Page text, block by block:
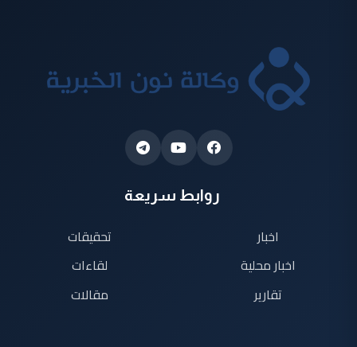
روابط سريعة
اخبار
اخبار محلية
تقارير
تحقيقات
لقاءات
مقالات